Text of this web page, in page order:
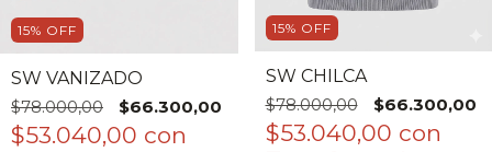
15% OFF
SW VANIZADO
$78.000,00
$66.300,00
$53.040,00 con
15% OFF
SW CHILCA
$78.000,00
$66.300,00
$53.040,00 con